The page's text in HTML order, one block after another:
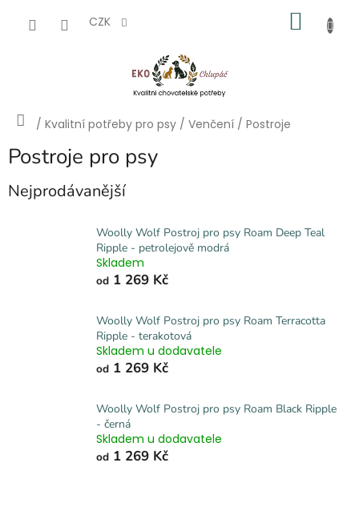
CZK
Domů
/ Kvalitní potřeby pro psy / Venčení / Postroje
Postroje pro psy
Nejprodávanější
Woolly Wolf Postroj pro psy Roam Deep Teal
Ripple - petrolejově modrá
Skladem
od 1 269 Kč
Woolly Wolf Postroj pro psy Roam Terracotta
Ripple - terakotová
Skladem u dodavatele
od 1 269 Kč
Woolly Wolf Postroj pro psy Roam Black Ripple
- černá
Skladem u dodavatele
od 1 269 Kč